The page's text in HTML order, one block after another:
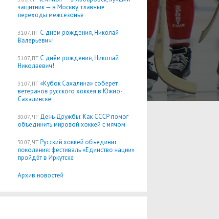
защитник — в Москву: главные
переходы межсезонья
31.07, ПТ С днём рождения, Николай
Валерьевич!
31.07, ПТ С днём рождения, Николай
Николаевич!
31.07, ПТ «Кубок Сахалина» соберёт
ветеранов русского хоккея в Южно-
Сахалинске
30.07, ЧТ День Дружбы: Как СССР помог
объединить мировой хоккей с мячом
30.07, ЧТ Русский хоккей объединит
поколения: фестиваль «Единство нации»
пройдёт в Иркутске
Архив новостей